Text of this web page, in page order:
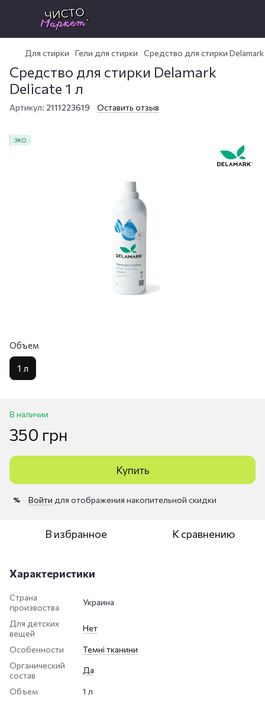
Для стирки Гели для стирки Средство для стирки
Средство для стирки Delamark
Delicate 1 л
Артикул: 2111223619 Оставить отзыв
ЭКО
Объем
1 л
В наличии
350 грн
Купить
% Войти для отображения накопительной скидки
В избранное К сравнению
Характеристики
Страна
произвоства
Украина
Для детских
вещей
Нет
Особенности
Темні тканини
Органический
состав
Да
Объем
1 л